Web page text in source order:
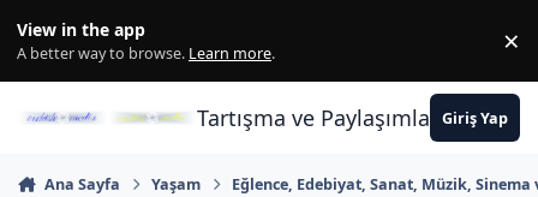
View in the app
A better way to browse. Learn more. ×
Tartışma ve PaylaşımlarınGiriş Yap
Ana Sayfa Yaşam Eğlence, Edebiyat, Sanat, Müzik, Sinema